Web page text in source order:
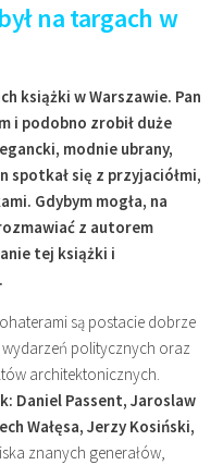
na targach w
książki w Warszawie. Pan
i podobno zrobił duże
modnie ubrany,
się z przyjaciółmi,
Gdybym mogła, na
z autorem
tej książki i
są postacie dobrze
politycznych oraz
architektonicznych.
Daniel Passent, Jaroslaw
Wałęsa, Jerzy Kosiński,
znanych generałów,